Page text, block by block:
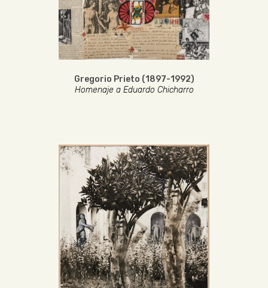
Gregorio Prieto (1897-1992)
Homenaje a Eduardo Chicharro